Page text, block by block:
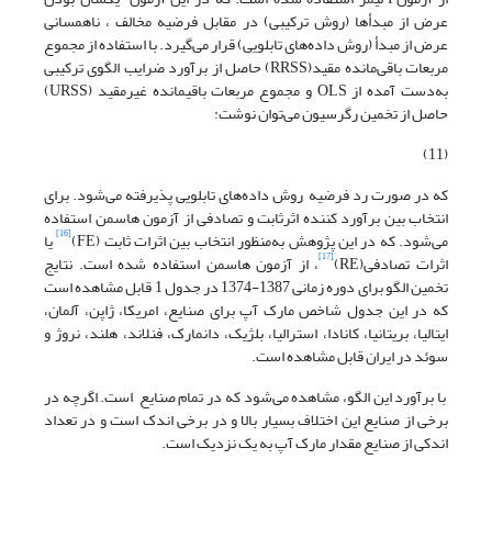
عرض از مبدأها (روش ترکیبی) در مقابل فرضیه مخالف ، ناهمسانی
عرض از مبدأ (روش داده‌های تابلویی) قرار می‌گیرد. با استفاده از مجموع
مربعات باقی‌مانده مقید(RRSS) حاصل از برآورد ضرایب الگوی ترکیبی
به‌دست آمده از OLS و مجموع مربعات باقیمانده غیرمقید (URSS)
حاصل از تخمین رگرسیون می‌توان نوشت:
(11)
که در صورت رد فرضیه روش داده‌های تابلویی پذیرفته می‌شود. برای
انتخاب بین برآورد کننده اثرثابت و تصادفی از آزمون هاسمن استفاده
می‌شود. که در این پژوهش به‌منظور انتخاب بین اثرات ثابت (FE) [16] یا
اثرات تصادفی(RE) [17] ، از آزمون هاسمن استفاده شده است. نتایج
تخمین الگو برای دوره زمانی 1387-1374 در جدول 1 قابل مشاهده است
که در این جدول شاخص مارک آپ برای صنایع، امریکا، ژاپن، آلمان،
ایتالیا، بریتانیا، کانادا، استرالیا، بلژیک، دانمارک، فنلاند، هلند، نروژ و
سوئد در ایران قابل مشاهده است.
با برآورد این الگو، مشاهده می‌شود که در تمام صنایع است. اگرچه در
برخی از صنایع این اختلاف بسیار بالا و در برخی اندک است و در تعداد
اندکی از صنایع مقدار مارک آپ به یک نزدیک است.